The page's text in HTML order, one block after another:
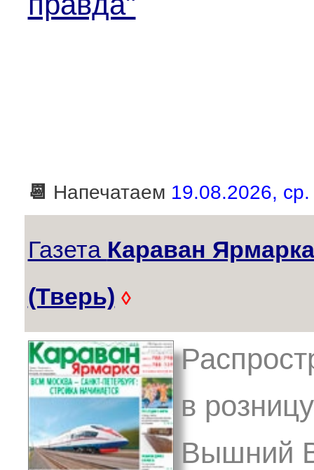
📆 Напечатаем 19.08.2026, ср.
Газета Караван Ярмарка
(Тверь) ◊
в
Вышний